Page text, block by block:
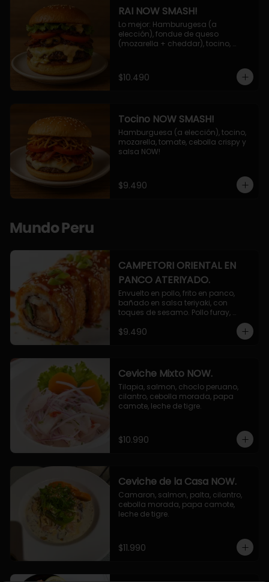
RAI NOW SMASH!
Lo mejor: Hamburugesa (a
elección), fondue de queso
(mozarella + cheddar), tocino,
NOW!
$10.490
Tocino NOW SMASH!
Hamburguesa (a elección), tocino,
mozarella, tomate, cebolla crispy y
salsa NOW!
$9.490
Mundo Peru
CAMPETORI ORIENTAL EN
PANCO ATERIYADO.
Envuelto en pollo, frito en panco,
bañado en salsa teriyaki, con
toques de sesamo. Pollo furay,
queso, champiñon furay, cebollin.
$9.490
Ceviche Mixto NOW.
Tilapia, salmon, choclo peruano,
cilantro, cebolla morada, papa
camote, leche de tigre.
$10.990
Ceviche de la Casa NOW.
Camaron, salmon, palta, cilantro,
cebolla morada, papa camote,
leche de tigre.
$11.990